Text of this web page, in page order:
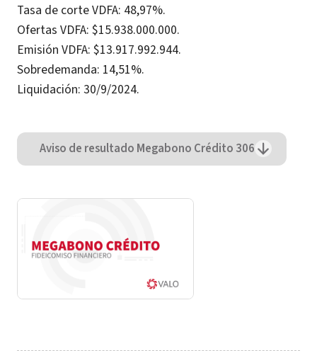
Tasa de corte VDFA: 48,97%.
Ofertas VDFA: $15.938.000.000.
Emisión VDFA: $13.917.992.944.
Sobredemanda: 14,51%.
Liquidación: 30/9/2024.
Aviso de resultado Megabono Crédito 306